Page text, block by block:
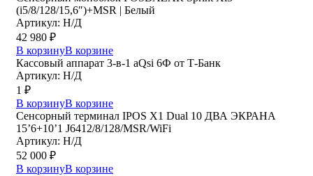
(i5/8/128/15,6″)+MSR | Белый
Артикул: Н/Д
42 980 ₽
В корзинуВ корзине
Кассовый аппарат 3-в-1 aQsi 6Ф от Т-Банк
Артикул: Н/Д
1 ₽
В корзинуВ корзине
Сенсорный терминал IPOS X1 Dual 10 ДВА ЭКРАНА
15’6+10’1 J6412/8/128/MSR/WiFi
Артикул: Н/Д
52 000 ₽
В корзинуВ корзине